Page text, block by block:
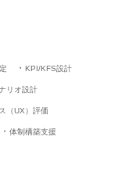
KPI/KFS設計
リオ設計
（UX）評価
体制構築支援